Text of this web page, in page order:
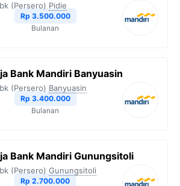
(Persero) Pidie
Rp 3.500.000
Bulanan
Bank Mandiri Banyuasin
(Persero) Banyuasin
Rp 3.400.000
Bulanan
Bank Mandiri Gunungsitoli
(Persero) Gunungsitoli
Rp 2.700.000